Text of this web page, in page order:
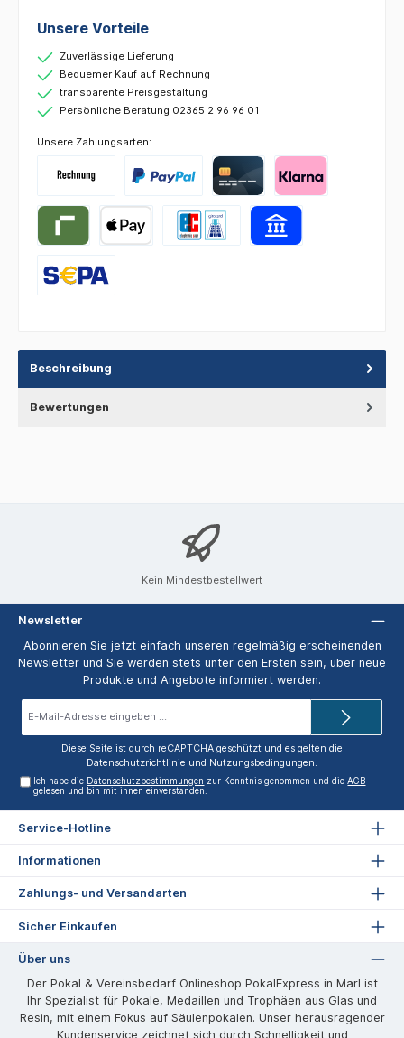
Unsere Vorteile
Zuverlässige Lieferung
Bequemer Kauf auf Rechnung
transparente Preisgestaltung
Persönliche Beratung 02365 2 96 96 01
Unsere Zahlungsarten:
Beschreibung
Bewertungen
Kein Mindestbestellwert
Newsletter
Abonnieren Sie jetzt einfach unseren regelmäßig erscheinenden
Newsletter und Sie werden stets unter den Ersten sein, über neue
Produkte und Angebote informiert werden.
Diese Seite ist durch reCAPTCHA geschützt und es gelten die
Datenschutzrichtlinie und Nutzungsbedingungen.
Ich habe die Datenschutzbestimmungen zur Kenntnis genommen und dieAGB
gelesen und bin mit ihnen einverstanden.
Service-Hotline
Informationen
Zahlungs- und Versandarten
Sicher Einkaufen
Über uns
Der Pokal & Vereinsbedarf Onlineshop PokalExpress in Marl ist
Ihr Spezialist für Pokale, Medaillen und Trophäen aus Glas und
Resin, mit einem Fokus auf Säulenpokalen. Unser herausragender
Kundenservice zeichnet sich durch Schnelligkeit und